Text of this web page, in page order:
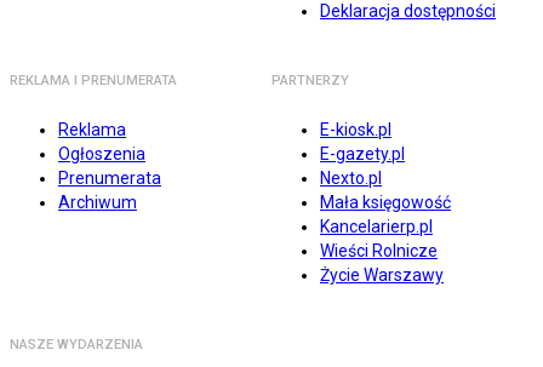
Deklaracja dostępności
REKLAMA I PRENUMERATA
Reklama
Ogłoszenia
Prenumerata
Archiwum
PARTNERZY
E-kiosk.pl
E-gazety.pl
Nexto.pl
Mała księgowość
Kancelarierp.pl
Wieści Rolnicze
Życie Warszawy
NASZE WYDARZENIA